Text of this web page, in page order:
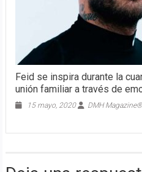
Feid se inspira durante la
unión familiar a través de
15 mayo, 2020 DMH Magazine®